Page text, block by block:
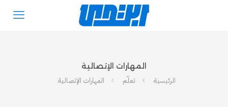
المهارات الإتصالية
الرئيسية
تعلّم المهارات الإتصالية